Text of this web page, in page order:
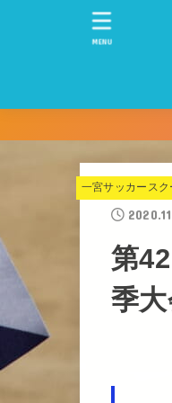
MENU
一宮サッカースク
第
季